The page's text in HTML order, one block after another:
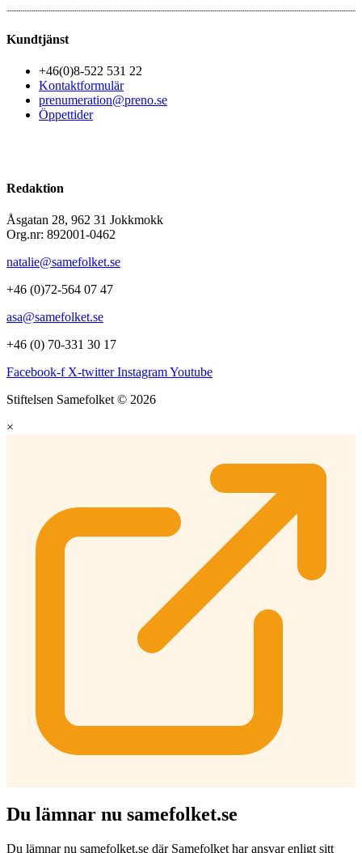
Kundtjänst
+46(0)8-522 531 22
Kontaktformulär
prenumeration@preno.se
Öppettider
Redaktion
Åsgatan 28, 962 31 Jokkmokk
Org.nr: 892001-0462
natalie@samefolket.se
+46 (0)72-564 07 47
asa@samefolket.se
+46 (0) 70-331 30 17
Facebook-f X-twitter InstagramYoutube
Stiftelsen Samefolket © 2026
×
Du lämnar nu samefolket.se
Du lämnar nu samefolket.se där Samefolket har ansvar enligt sitt